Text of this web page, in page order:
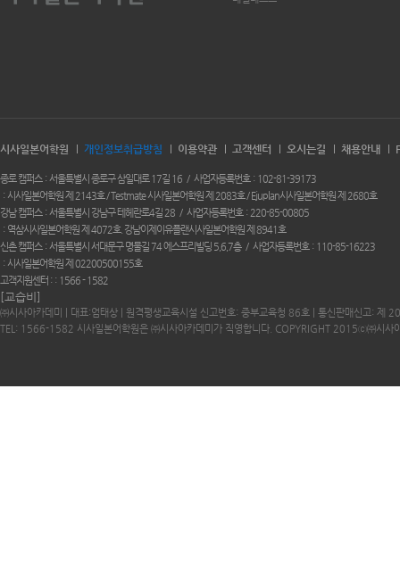
시사일본어학원 개인정보취급방침 이용약관 고객센터 오시는길 채용안내
종로 캠퍼스 서울특별시 종로구 삼일대로 17길 16 사업자등록번호
102-81-39173
시사일본어학원 제 2143호 / Testmate 시사일본어학원 제 2083호 / Ejuplan시사일본어학원 제 2680호
강남 캠퍼스
서울특별시 강남구 테헤란로4길 28 사업자등록번호
220-85-00805
역삼시사일본어학원 제 4072호. 강남이제이유플랜시사일본어학원 제 8941호
신촌 캠퍼스
서울특별시 서대문구 명물길 74 에스프리빌딩 5,6,7층 사업자등록번호
110-85-16223
시사일본어학원 제 02200500155호
고객지원센터 :
1566 - 1582
[교습비]
㈜시사아카데미 | 대표:엄태상 | 원격평생교육시설 신고번호: 중부교육청 86호 | 통신판매신고: 제
TEL: 1566-1582 시사일본어학원은 ㈜시사아카데미가 직영합니다. COPYRIGHT 2015ⓒ㈜시사